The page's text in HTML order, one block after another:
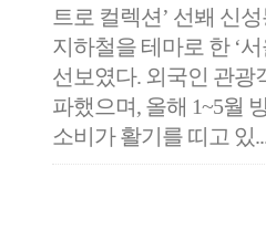
트로 컬렉션’ 선봬 신
지하철을 테마로 한 ‘
선보였다. 외국인 관광
파했으며, 올해 1~5월
소비가 활기를 띠고 있